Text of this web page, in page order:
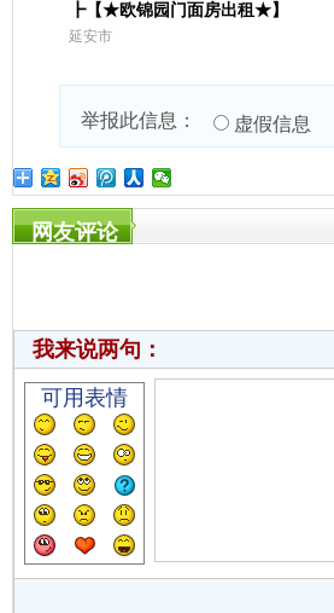
┣【★欧锦园门面房出租★】
延安市
举报此信息： 虚假信息
网友评论
我来说两句：
可用表情